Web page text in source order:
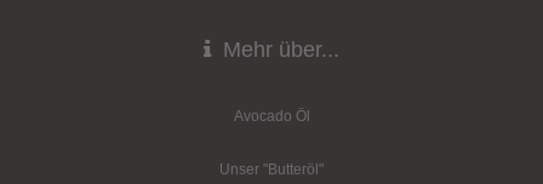
Mehr über...
Avocado Öl
Unser "Butteröl"